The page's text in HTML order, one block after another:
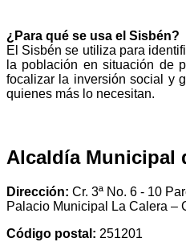
¿Para qué se usa el Sisbén?
El Sisbén se utiliza para
la población en situación de
focalizar la inversión social y
quienes más lo necesitan.​
Alcaldía Municipal
Dirección: Cr. 3ª No. 6 - 10
Palacio Municipal La Calera –
Código postal: 251201